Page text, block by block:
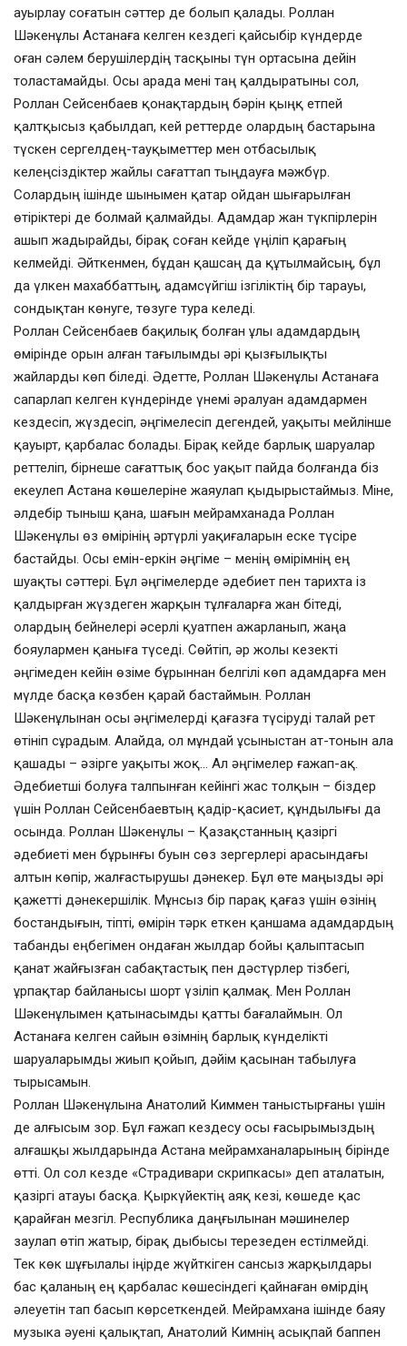
ауырлау соғатын сәттер де болып қалады. Роллан
Шәкенұлы Астанаға келген кездегі қайсыбір күндерде
оған сәлем берушілердің тасқыны түн ортасына дейін
толастамайды. Осы арада мені таң қалдыратыны сол,
Роллан Сейсенбаев қонақтардың бәрін қыңқ етпей
қалтқысыз қабылдап, кей реттерде олардың бастарына
түскен сергелдең-тауқыметтер мен отбасылық
келеңсіздіктер жайлы сағаттап тыңдауға мәжбүр.
Солардың ішінде шынымен қатар ойдан шығарылған
өтіріктері де болмай қалмайды. Адамдар жан түкпірлерін
ашып жадырайды, бірақ соған кейде үңіліп қарағың
келмейді. Әйткенмен, бұдан қашсаң да құтылмайсың, бұл
да үлкен махаббаттың, адамсүйгіш ізгіліктің бір тарауы,
сондықтан көнуге, төзуге тура келеді.
Роллан Сейсенбаев бақилық болған ұлы адамдардың
өмірінде орын алған тағылымды әрі қызғылықты
жайларды көп біледі. Әдетте, Роллан Шәкенұлы Астанаға
сапарлап келген күндерінде үнемі әралуан адамдармен
кездесіп, жүздесіп, әңгімелесіп дегендей, уақыты мейлінше
қауырт, қарбалас болады. Бірақ кейде барлық шаруалар
реттеліп, бірнеше сағаттық бос уақыт пайда болғанда біз
екеулеп Астана көшелеріне жаяулап қыдырыстаймыз. Міне,
әлдебір тыныш қана, шағын мейрамханада Роллан
Шәкенұлы өз өмірінің әртүрлі уақиғаларын еске түсіре
бастайды. Осы емін-еркін әңгіме – менің өмірімнің ең
шуақты сәттері. Бұл әңгімелерде әдебиет пен тарихта із
қалдырған жүздеген жарқын тұлғаларға жан бітеді,
олардың бейнелері әсерлі қуатпен ажарланып, жаңа
бояулармен қаныға түседі. Сөйтіп, әр жолы кезекті
әңгімеден кейін өзіме бұрыннан белгілі көп адамдарға мен
мүлде басқа көзбен қарай бастаймын. Роллан
Шәкенұлынан осы әңгімелерді қағазға түсіруді талай рет
өтініп сұрадым. Алайда, ол мұндай ұсыныстан ат-тонын ала
қашады – әзірге уақыты жоқ… Ал әңгімелер ғажап-ақ.
Әдебиетші болуға талпынған кейінгі жас толқын – біздер
үшін Роллан Сейсенбаевтың қадір-қасиет, құндылығы да
осында. Роллан Шәкенұлы – Қазақстанның қазіргі
әдебиеті мен бұрынғы буын сөз зергерлері арасындағы
алтын көпір, жалғастырушы дәнекер. Бұл өте маңызды әрі
қажетті дәнекершілік. Мұнсыз бір парақ қағаз үшін өзінің
бостандығын, тіпті, өмірін тәрк еткен қаншама адамдардың
табанды еңбегімен ондаған жылдар бойы қалыптасып
қанат жайғызған сабақтастық пен дәстүрлер тізбегі,
ұрпақтар байланысы шорт үзіліп қалмақ. Мен Роллан
Шәкенұлымен қатынасымды қатты бағалаймын. Ол
Астанаға келген сайын өзімнің барлық күнделікті
шаруаларымды жиып қойып, дәйім қасынан табылуға
тырысамын.
Роллан Шәкенұлына Анатолий Киммен таныстырғаны үшін
де алғысым зор. Бұл ғажап кездесу осы ғасырымыздың
алғашқы жылдарында Астана мейрамханаларының бірінде
өтті. Ол сол кезде «Страдивари скрипкасы» деп аталатын,
қазіргі атауы басқа. Қыркүйектің аяқ кезі, көшеде қас
қарайған мезгіл. Республика даңғылынан мәшинелер
заулап өтіп жатыр, бірақ дыбысы терезеден естілмейді.
Тек көк шұғылалы іңірде жүйткіген сансыз жарқылдары
бас қаланың ең қарбалас көшесіндегі қайнаған өмірдің
әлеуетін тап басып көрсеткендей. Мейрамхана ішінде баяу
музыка әуені қалықтап, Анатолий Кимнің асықпай баппен